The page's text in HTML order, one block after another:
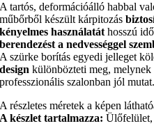
A tartós, deformációálló habbal
műbőrből készült kárpitozás
kényelmes használatát hosszú
berendezést a nedvességgel
A szürke borítás egyedi jelleget
design különbözteti meg, melynek
professzionális szalonban jól mutat.
A részletes méretek a képen
A készlet tartalmazza: Ülőfelület,